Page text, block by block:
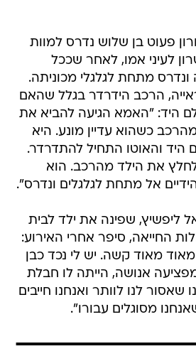
פעוט בן שלוש נדרס למוות
לעיני אמו, לאחר שככל
מתחת לגלגלי מכוניתה.
הרכב הידרדר בגלל שהאם
היד: "האמא הגיעה להביא את
כשהוא עדיין מונע. היא
והאוטו התחיל להתדרדר.
את הילד מהרכב. הוא
אל מתחת לגלגלים ונדרס".
ליפשיץ, שפינה את ילד לבית
החייאה, סיפר אחרי האירוע:
מאוד מאוד קשה. יש לי נכד כבן
אנושה, הייתה לו חבלת
לנו לוותר ואנחנו חייבים
מסוגלים עבורו".